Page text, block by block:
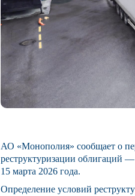
АО «Монополия» сообщает о
реструктуризации облигаций
15 марта 2026 года.
Определение условий